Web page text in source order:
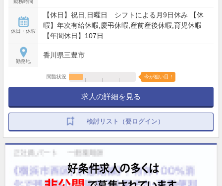
勤務時間
休日・休暇
【休日】祝日,日曜日 シフトによる月9日休み 【休
暇】年次有給休暇,慶弔休暇,産前産後休暇,育児休暇
【年間休日】107日
勤務地
香川県三豊市
閲覧状況 今が狙い目！
求人の詳細を見る
検討リスト（要ログイン）